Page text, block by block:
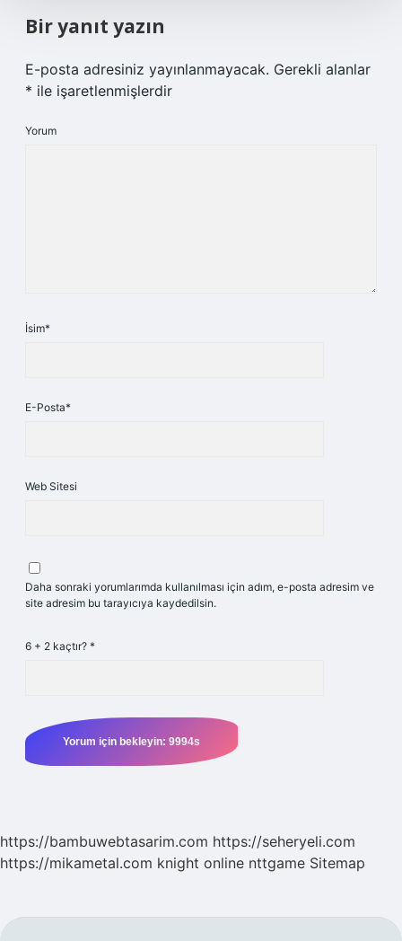
Bir yanıt yazın
E-posta adresiniz yayınlanmayacak. Gerekli alanlar
* ile işaretlenmişlerdir
Yorum
İsim*
E-Posta*
Web Sitesi
Daha sonraki yorumlarımda kullanılması için adım, e-posta adresim ve
site adresim bu tarayıcıya kaydedilsin.
6 + 2 kaçtır? *
https://bambuwebtasarim.com https://seheryeli.com
https://mikametal.com knight online nttgame Sitemap